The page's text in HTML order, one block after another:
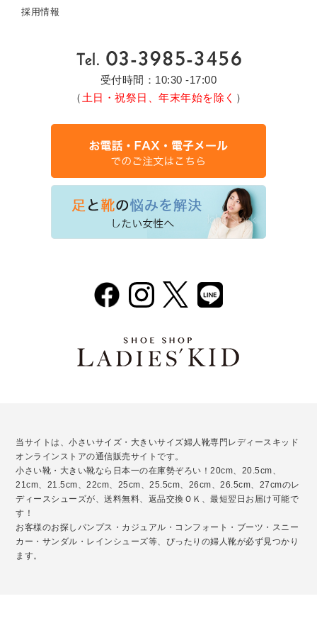
採用情報
受付時間：10:30 -17:00
（ 土日・祝祭日、年末年始を除く ）
当サイトは、小さいサイズ・大きいサイズ婦人靴専門レディースキッド
オンラインストアの通信販売サイトです。
小さい靴・大きい靴なら日本一の在庫勢ぞろい！20cm、20.5cm、
21cm、21.5cm、22cm、25cm、25.5cm、26cm、26.5cm、27cmのレ
ディースシューズが、送料無料、返品交換ＯＫ、最短翌日お届け可能で
す！
お客様のお探しパンプス・カジュアル・コンフォート・ブーツ・スニー
カー・サンダル・レインシューズ等、ぴったりの婦人靴が必ず見つかり
ます。